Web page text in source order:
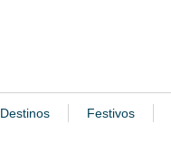
Destinos Festivos